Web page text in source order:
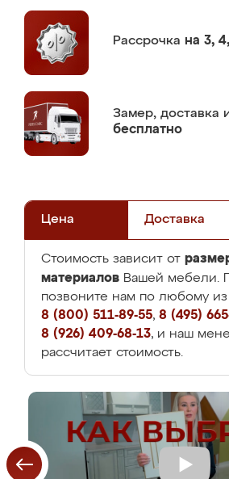
Рассрочка на 3,
Замер, доставка
бесплатно
Цена Доставка
Стоимость зависит от
материалов Вашей мебели.
позвоните нам по любому
8 (800) 511-89-55, 8 (495)
8 (926) 409-68-13, и наш
рассчитает стоимость.